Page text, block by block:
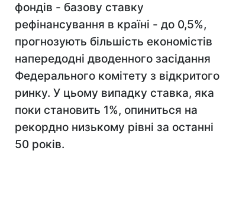
фондів - базову ставку
рефінансування в країні - до 0,5%,
прогнозують більшість економістів
напередодні дводенного засідання
Федерального комітету з відкритого
ринку. У цьому випадку ставка, яка
поки становить 1%, опиниться на
рекордно низькому рівні за останні
50 років.